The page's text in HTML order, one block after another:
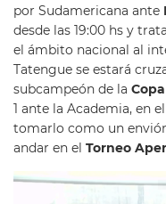
por Sudamericana ante
desde las 19:00 hs y
el ámbito nacional al
Tatengue se estará
subcampeón de la
1 ante la Academia, en
tomarlo como un
andar en el Torneo